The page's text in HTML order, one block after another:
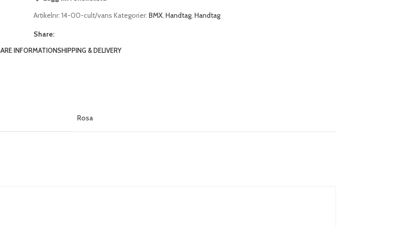
Artikelnr: 14-00-cult/vans Kategorier: BMX, Handtag, Handtag
Share:
INFORMATIONSHIPPING & DELIVERY
Rosa